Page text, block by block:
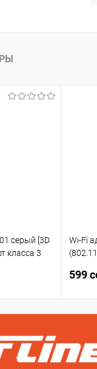
серый [3D
класса 3
Wi-Fi
599